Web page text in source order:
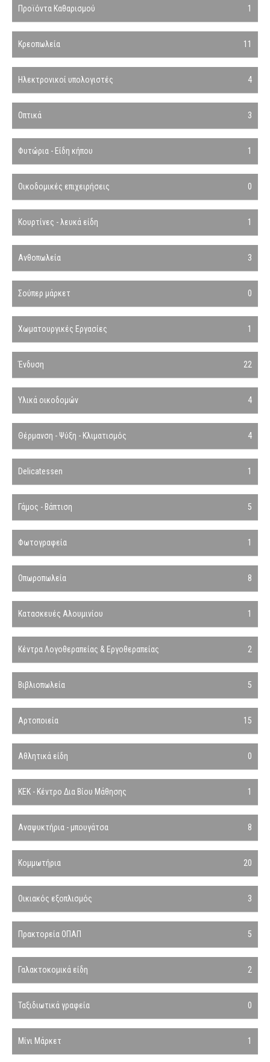
Προϊόντα Καθαρισμού 1
Κρεοπωλεία 11
Ηλεκτρονικοί υπολογιστές 4
Οπτικά 3
Φυτώρια - Είδη κήπου 1
Οικοδομικές επιχειρήσεις 0
Κουρτίνες - λευκά είδη 1
Ανθοπωλεία 3
Σούπερ μάρκετ 0
Χωματουργικές Εργασίες 1
Ένδυση 22
Υλικά οικοδομών 4
Θέρμανση - Ψύξη - Κλιματισμός 4
Delicatessen 1
Γάμος - Βάπτιση 5
Φωτογραφεία 1
Οπωροπωλεία 8
Κατασκευές Αλουμινίου 1
Κέντρα Λογοθεραπείας & Εργοθεραπείας 2
Βιβλιοπωλεία 5
Αρτοποιεία 15
Αθλητικά είδη 0
ΚΕΚ - Κέντρο Δια Βίου Μάθησης 1
Αναψυκτήρια - μπουγάτσα 8
Κομμωτήρια 20
Οικιακός εξοπλισμός 3
Πρακτορεία ΟΠΑΠ 5
Γαλακτοκομικά είδη 2
Ταξιδιωτικά γραφεία 0
Μίνι Μάρκετ 1